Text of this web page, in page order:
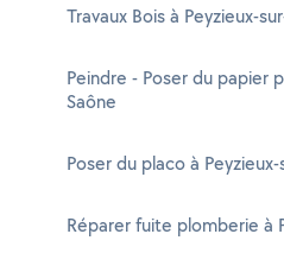
Travaux Bois à Peyzieux-
Peindre - Poser du papier
Saône
Poser du placo à Peyzieux-
Réparer fuite plomberie à